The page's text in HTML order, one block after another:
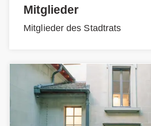
Mitglieder
Mitglieder des Stadtrats